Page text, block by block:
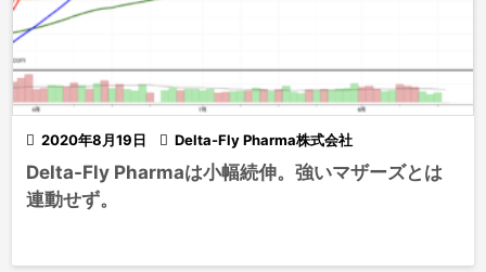
 2020年8月19日  Delta-Fly Pharma株式会社
Delta-Fly Pharmaは小幅続伸。強いマザーズとは
連動せず。